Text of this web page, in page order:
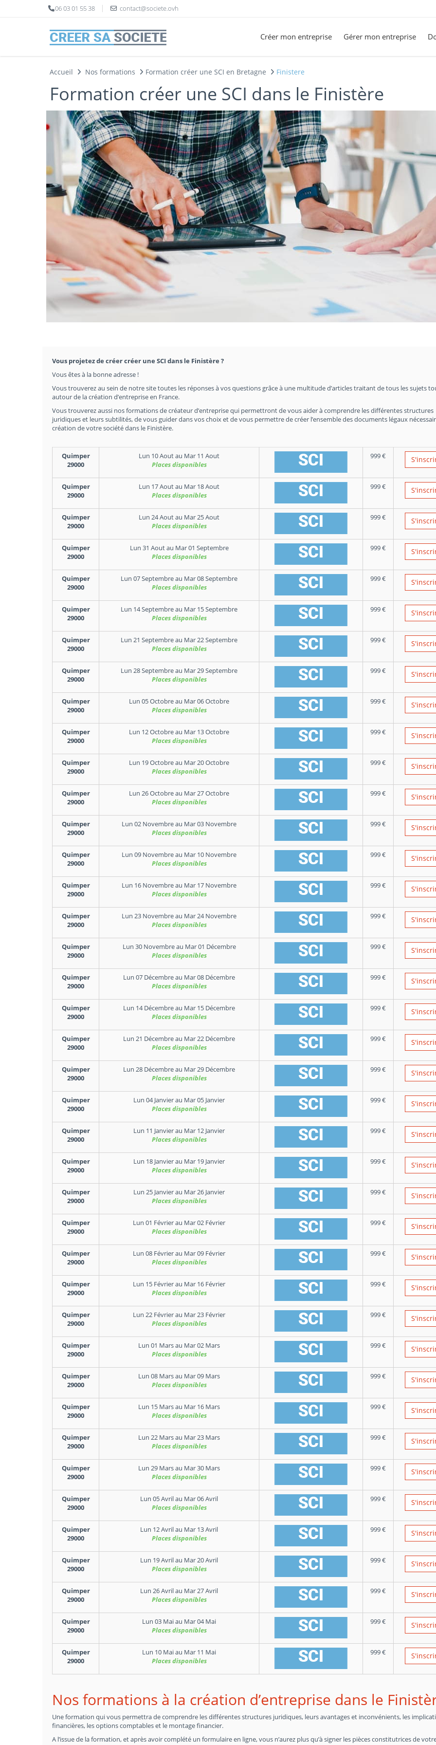
06 03 01 55 38 contact@societe.ovh
Créer mon entreprise Gérer mon entreprise
Accueil Nos formations Formation créer une SCI en Bretagne Finistere
Formation créer une SCI dans le Finistère
Vous projetez de créer créer une SCI dans le Finistère ?
Vous êtes à la bonne adresse !
Vous trouverez au sein de notre site toutes les réponses à vos questions grâce à une multitude d’articles traitant de tous les sujets
autour de la création d’entreprise en France.
Vous trouverez aussi nos formations de créateur d’entreprise qui permettront de vous aider à comprendre les différentes structures
juridiques et leurs subtilités, de vous guider dans vos choix et de vous permettre de créer l’ensemble des documents légaux
création de votre société dans le Finistère.
Quimper
29000
Lun 10 Aoutau Mar 11 Aout
Places disponibles
999€
Quimper
29000
Lun 17 Aoutau Mar 18 Aout
Places disponibles
999€
Quimper
29000
Lun 24 Aoutau Mar 25 Aout
Places disponibles
999€
Quimper
29000
Lun 31 Aoutau Mar 01 Septembre
Places disponibles
999€
Quimper
29000
Lun 07 Septembreau Mar 08 Septembre
Places disponibles
999€
Quimper
29000
Lun 14 Septembreau Mar 15 Septembre
Places disponibles
999€
Quimper
29000
Lun 21 Septembreau Mar 22 Septembre
Places disponibles
999€
Quimper
29000
Lun 28 Septembreau Mar 29 Septembre
Places disponibles
999€
Quimper
29000
Lun 05 Octobreau Mar 06 Octobre
Places disponibles
999€
Quimper
29000
Lun 12 Octobreau Mar 13 Octobre
Places disponibles
999€
Quimper
29000
Lun 19 Octobreau Mar 20 Octobre
Places disponibles
999€
Quimper
29000
Lun 26 Octobreau Mar 27 Octobre
Places disponibles
999€
Quimper
29000
Lun 02 Novembreau Mar 03 Novembre
Places disponibles
999€
Quimper
29000
Lun 09 Novembreau Mar 10 Novembre
Places disponibles
999€
Quimper
29000
Lun 16 Novembreau Mar 17 Novembre
Places disponibles
999€
Quimper
29000
Lun 23 Novembreau Mar 24 Novembre
Places disponibles
999€
Quimper
29000
Lun 30 Novembreau Mar 01 Décembre
Places disponibles
999€
Quimper
29000
Lun 07 Décembreau Mar 08 Décembre
Places disponibles
999€
Quimper
29000
Lun 14 Décembreau Mar 15 Décembre
Places disponibles
999€
Quimper
29000
Lun 21 Décembreau Mar 22 Décembre
Places disponibles
999€
Quimper
29000
Lun 28 Décembreau Mar 29 Décembre
Places disponibles
999€
Quimper
29000
Lun 04 Janvierau Mar 05 Janvier
Places disponibles
999€
Quimper
29000
Lun 11 Janvierau Mar 12 Janvier
Places disponibles
999€
Quimper
29000
Lun 18 Janvierau Mar 19 Janvier
Places disponibles
999€
Quimper
29000
Lun 25 Janvierau Mar 26 Janvier
Places disponibles
999€
Quimper
29000
Lun 01 Févrierau Mar 02 Février
Places disponibles
999€
Quimper
29000
Lun 08 Févrierau Mar 09 Février
Places disponibles
999€
Quimper
29000
Lun 15 Févrierau Mar 16 Février
Places disponibles
999€
Quimper
29000
Lun 22 Févrierau Mar 23 Février
Places disponibles
999€
Quimper
29000
Lun 01 Marsau Mar 02 Mars
Places disponibles
999€
Quimper
29000
Lun 08 Marsau Mar 09 Mars
Places disponibles
999€
Quimper
29000
Lun 15 Marsau Mar 16 Mars
Places disponibles
999€
Quimper
29000
Lun 22 Marsau Mar 23 Mars
Places disponibles
999€
Quimper
29000
Lun 29 Marsau Mar 30 Mars
Places disponibles
999€
Quimper
29000
Lun 05 Avrilau Mar 06 Avril
Places disponibles
999€
Quimper
29000
Lun 12 Avrilau Mar 13 Avril
Places disponibles
999€
Quimper
29000
Lun 19 Avrilau Mar 20 Avril
Places disponibles
999€
Quimper
29000
Lun 26 Avrilau Mar 27 Avril
Places disponibles
999€
Quimper
29000
Lun 03 Maiau Mar 04 Mai
Places disponibles
999€
Quimper
29000
Lun 10 Maiau Mar 11 Mai
Places disponibles
999€
Nos formations à la création d’entreprise dans le
Une formation qui vous permettra de comprendre les différentes structures juridiques, leurs avantages et inconvénients, les
financières, les options comptables et le montage financier.
A l’issue de la formation, et après avoir complété un formulaire en ligne, vous n’aurez plus qu’à signer les pièces constitutrices de
Panneau de gestion des cookies